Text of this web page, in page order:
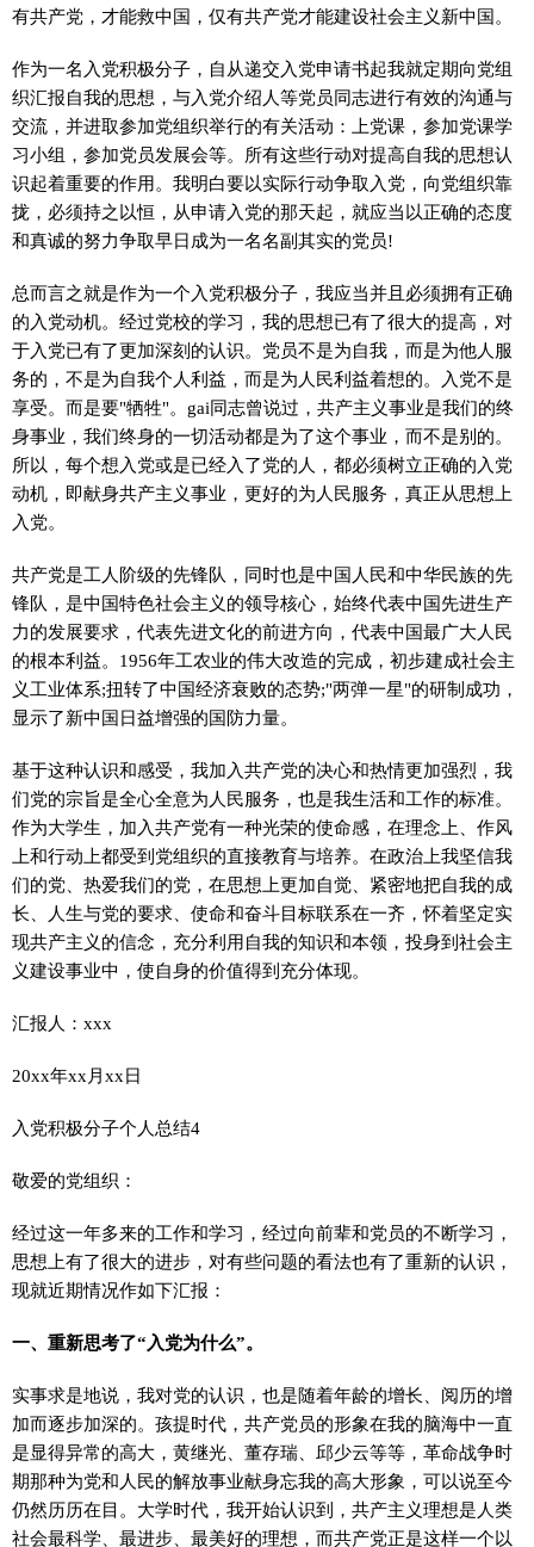
有共产党，才能救中国，仅有共产党才能建设社会主义新中国。
作为一名入党积极分子，自从递交入党申请书起我就定期向党组
织汇报自我的思想，与入党介绍人等党员同志进行有效的沟通与
交流，并进取参加党组织举行的有关活动：上党课，参加党课学
习小组，参加党员发展会等。所有这些行动对提高自我的思想认
识起着重要的作用。我明白要以实际行动争取入党，向党组织靠
拢，必须持之以恒，从申请入党的那天起，就应当以正确的态度
和真诚的努力争取早日成为一名名副其实的党员!
总而言之就是作为一个入党积极分子，我应当并且必须拥有正确
的入党动机。经过党校的学习，我的思想已有了很大的提高，对
于入党已有了更加深刻的认识。党员不是为自我，而是为他人服
务的，不是为自我个人利益，而是为人民利益着想的。入党不是
享受。而是要"牺牲"。gai同志曾说过，共产主义事业是我们的终
身事业，我们终身的一切活动都是为了这个事业，而不是别的。
所以，每个想入党或是已经入了党的人，都必须树立正确的入党
动机，即献身共产主义事业，更好的为人民服务，真正从思想上
入党。
共产党是工人阶级的先锋队，同时也是中国人民和中华民族的先
锋队，是中国特色社会主义的领导核心，始终代表中国先进生产
力的发展要求，代表先进文化的前进方向，代表中国最广大人民
的根本利益。1956年工农业的伟大改造的完成，初步建成社会主
义工业体系;扭转了中国经济衰败的态势;"两弹一星"的研制成功，
显示了新中国日益增强的国防力量。
基于这种认识和感受，我加入共产党的决心和热情更加强烈，我
们党的宗旨是全心全意为人民服务，也是我生活和工作的标准。
作为大学生，加入共产党有一种光荣的使命感，在理念上、作风
上和行动上都受到党组织的直接教育与培养。在政治上我坚信我
们的党、热爱我们的党，在思想上更加自觉、紧密地把自我的成
长、人生与党的要求、使命和奋斗目标联系在一齐，怀着坚定实
现共产主义的信念，充分利用自我的知识和本领，投身到社会主
义建设事业中，使自身的价值得到充分体现。
汇报人：xxx
20xx年xx月xx日
入党积极分子个人总结4
敬爱的党组织：
经过这一年多来的工作和学习，经过向前辈和党员的不断学习，
思想上有了很大的进步，对有些问题的看法也有了重新的认识，
现就近期情况作如下汇报：
一、重新思考了“入党为什么”。
实事求是地说，我对党的认识，也是随着年龄的增长、阅历的增
加而逐步加深的。孩提时代，共产党员的形象在我的脑海中一直
是显得异常的高大，黄继光、董存瑞、邱少云等等，革命战争时
期那种为党和人民的解放事业献身忘我的高大形象，可以说至今
仍然历历在目。大学时代，我开始认识到，共产主义理想是人类
社会最科学、最进步、最美好的理想，而共产党正是这样一个以